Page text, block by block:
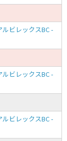
ビレックスBC -
ビレックスBC -
ビレックスBC -